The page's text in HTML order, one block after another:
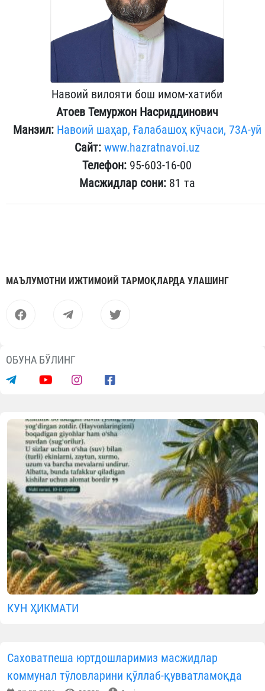
Навоий вилояти бош имом-хатиби
Атоев Темуржон Насриддинович​
Манзил: Навоий шаҳар, Ғалабашоҳ кўчаси, 73А-уй
Сайт: www.hazratnavoi.uz
Телефон: 95-603-16-00
Масжидлар сони:81 та
МАЪЛУМОТНИ ИЖТИМОИЙ ТАРМОҚЛАРДА УЛАШИНГ
ОБУНА БЎЛИНГ
КУН ҲИКМАТИ
Саховатпеша юртдошларимиз масжидлар
коммунал тўловларини қўллаб-қувватламоқда